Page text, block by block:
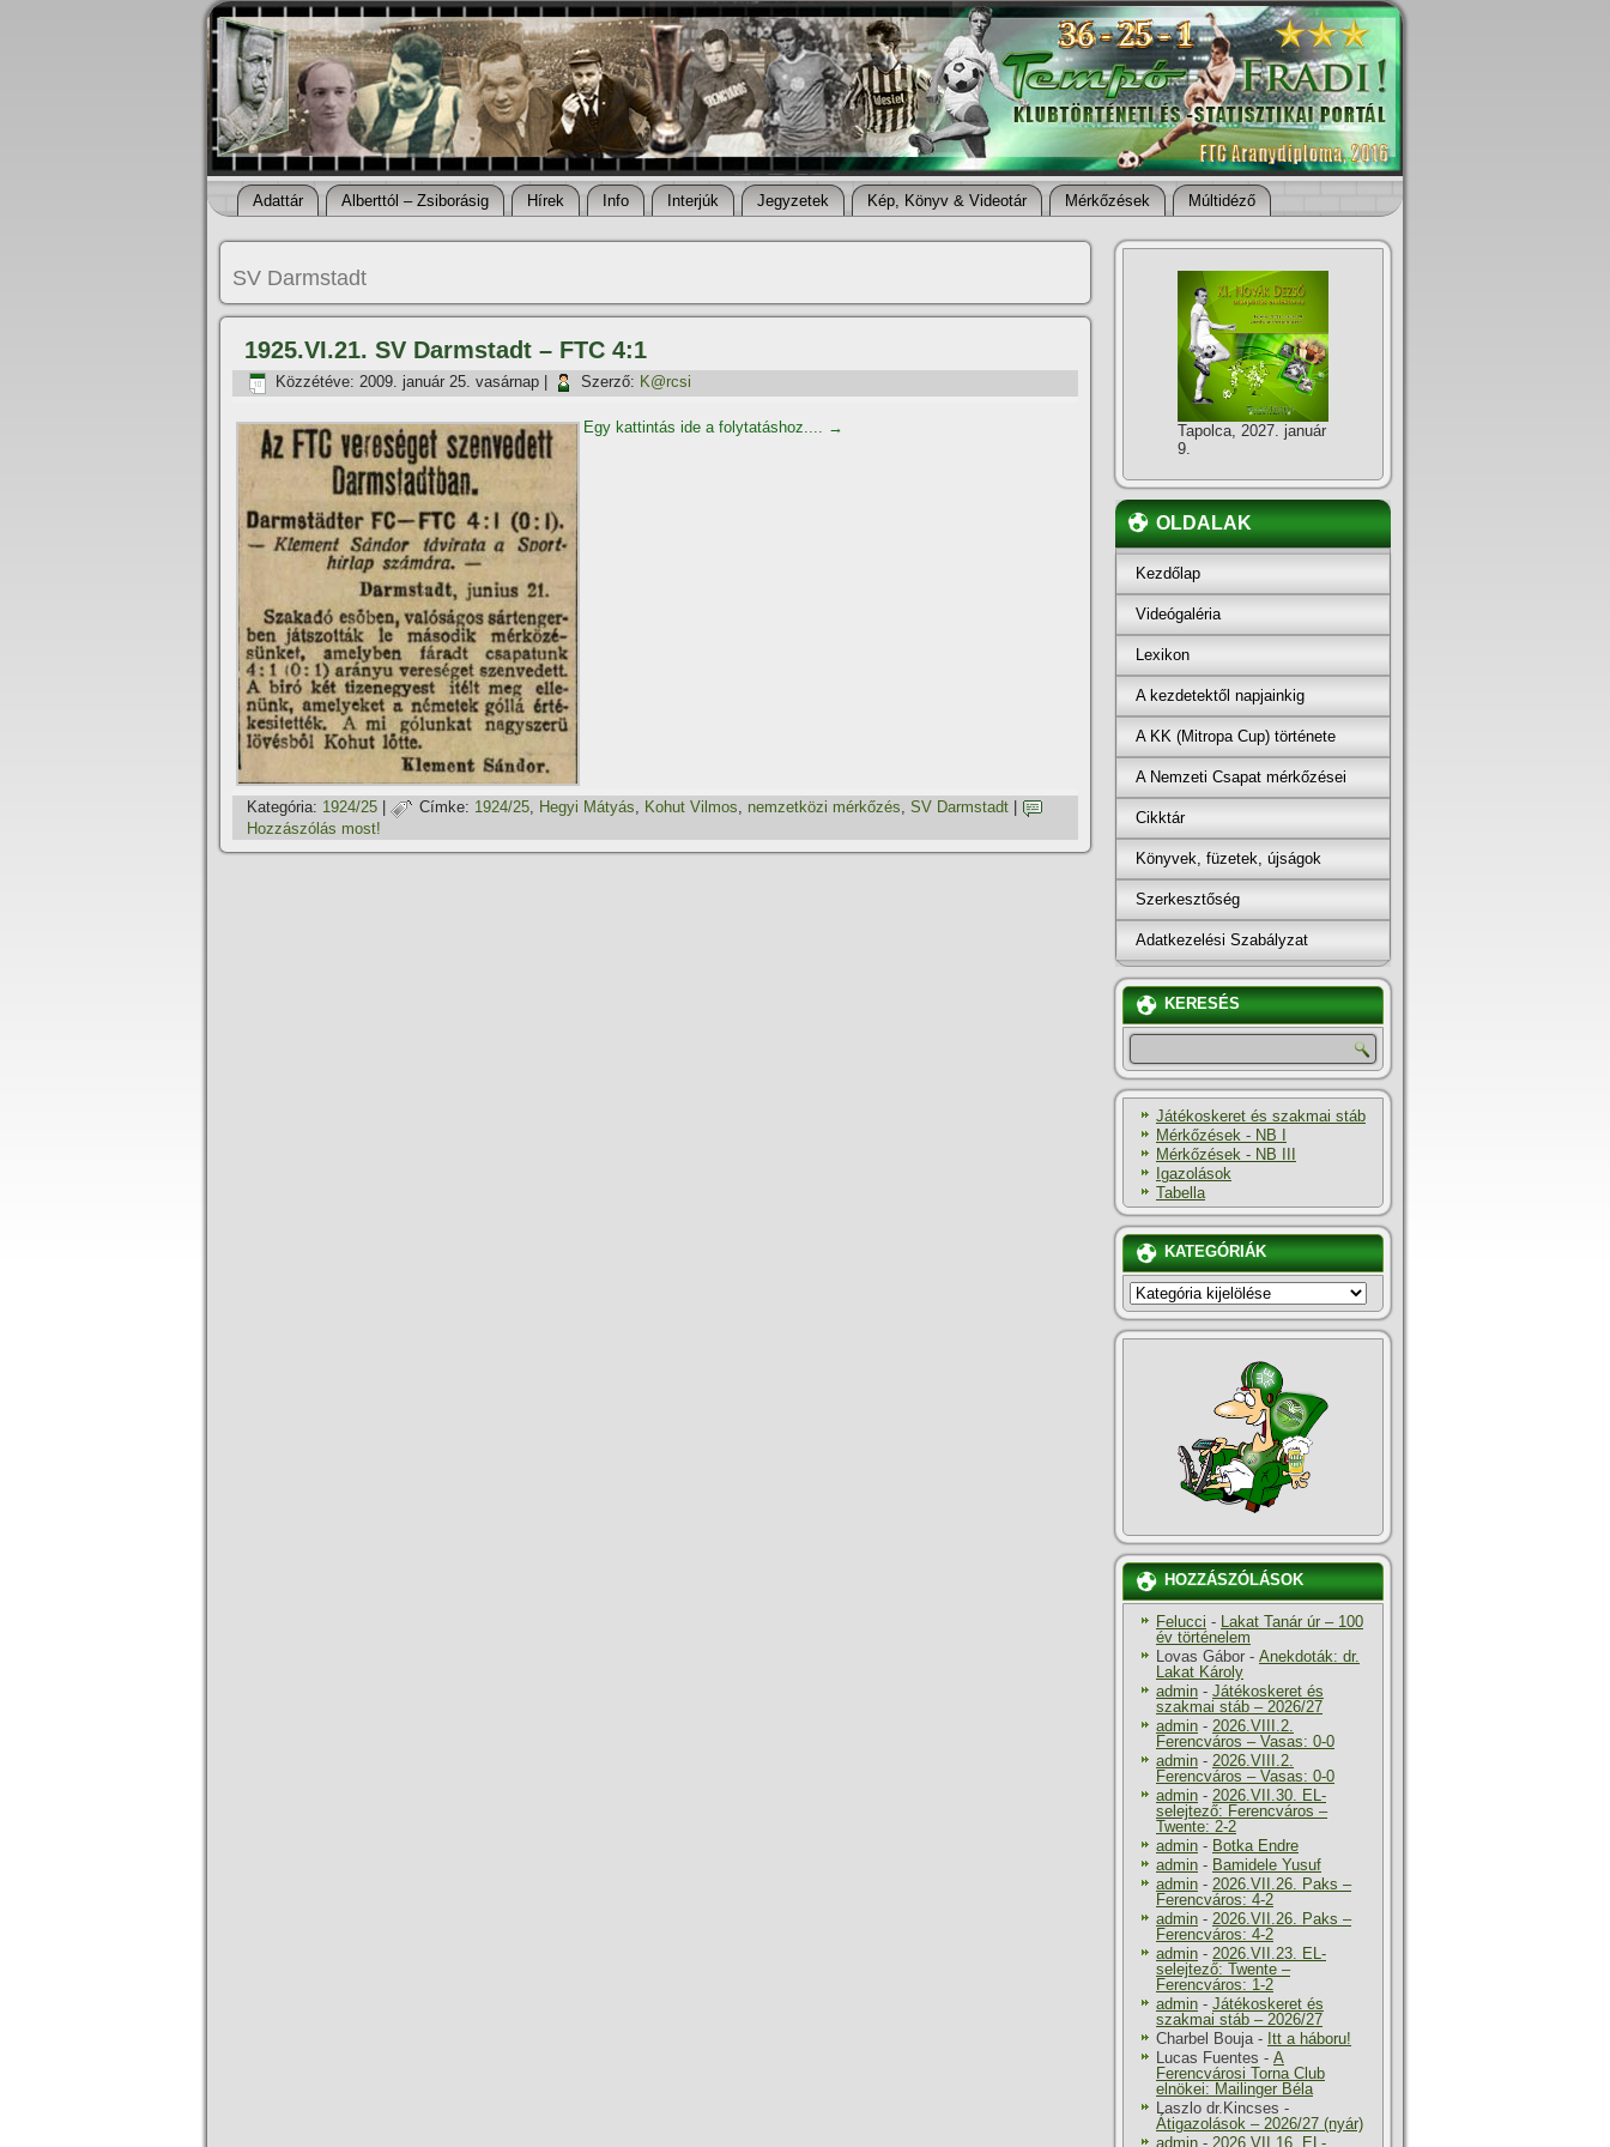
Adattár Alberttól – Zsiborásig Hí­rek Info Interjúk Jegyzetek Kép, Könyv & Videotár Mérkőzések Múltidéző
SV Darmstadt
1925.VI.21. SV Darmstadt – FTC 4:1
Közzétéve: 2009. január 25. vasárnap Szerző: K@rcsi
Egy kattintás ide a folytatáshoz.... →
Kategória: 1924/25 Címke: 1924/25, Hegyi Mátyás, Kohut Vilmos, nemzetközi mérkőzés, SV Darmstadt
Hozzászólás most!
Tapolca, 2027. január
9.
OLDALAK
Kezdőlap
Videógaléria
Lexikon
A kezdetektől napjainkig
A KK (Mitropa Cup) története
A Nemzeti Csapat mérkőzései
Cikktár
Könyvek, füzetek, újságok
Szerkesztőség
Adatkezelési Szabályzat
KERESÉS
Játékoskeret és szakmai stáb
Mérkőzések - NB I
Mérkőzések - NB III
Igazolások
Tabella
KATEGÓRIÁK
KATEGÓRIÁK
HOZZÁSZÓLÁSOK
Felucci - Lakat Tanár úr – 100
év történelem
Lovas Gábor - Anekdoták: dr.
Lakat Károly
admin - Játékoskeret és
szakmai stáb – 2026/27
admin - 2026.VIII.2.
Ferencváros – Vasas: 0-0
admin - 2026.VIII.2.
Ferencváros – Vasas: 0-0
admin - 2026.VII.30. EL-
selejtező: Ferencváros –
Twente: 2-2
admin - Botka Endre
admin - Bamidele Yusuf
admin - 2026.VII.26. Paks –
Ferencváros: 4-2
admin - 2026.VII.26. Paks –
Ferencváros: 4-2
admin - 2026.VII.23. EL-
selejtező: Twente –
Ferencváros: 1-2
admin - Játékoskeret és
szakmai stáb – 2026/27
Charbel Bouja- Itt a háboru!
Lucas Fuentes - A
Ferencvárosi Torna Club
elnökei: Mailinger Béla
Laszlo dr.Kincses -
Átigazolások – 2026/27 (nyár)
admin - 2026.VII.16. EL-